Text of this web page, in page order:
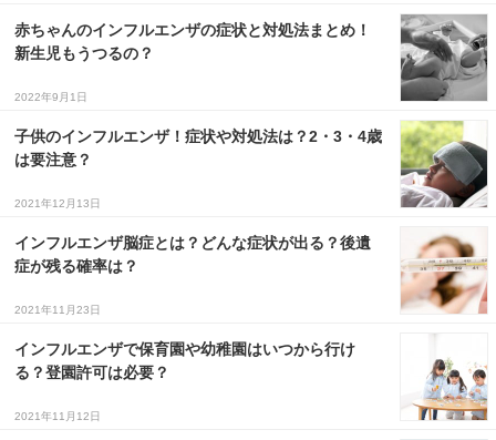
赤ちゃんのインフルエンザの症状と対処法まとめ！
新生児もうつるの？
2022年9月1日
子供のインフルエンザ！症状や対処法は？2・3・4歳
は要注意？
2021年12月13日
インフルエンザ脳症とは？どんな症状が出る？後遺
症が残る確率は？
2021年11月23日
インフルエンザで保育園や幼稚園はいつから行け
る？登園許可は必要？
2021年11月12日